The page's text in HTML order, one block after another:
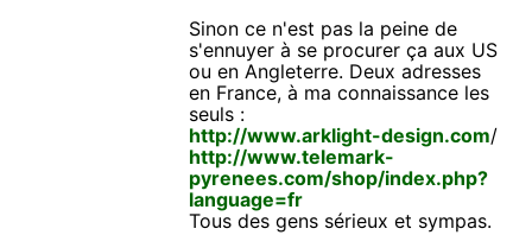
Sinon ce n'est pas la peine de
s'ennuyer à se procurer ça aux US
ou en Angleterre. Deux adresses
en France, à ma connaissance les
seuls :
http://www.arklight-design.com/
http://www.telemark-
pyrenees.com/shop/index.php?
language=fr
Tous des gens sérieux et sympas.